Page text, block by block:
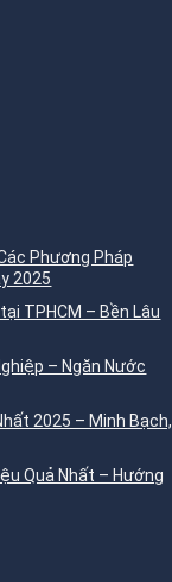
Phương Pháp
2025
TPHCM – Bền Lâu
– Ngăn Nước
2025 – Minh Bạch,
Quả Nhất – Hướng